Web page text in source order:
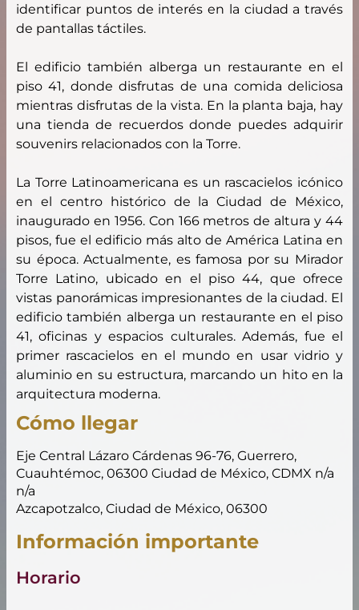
identificar puntos de interés en la ciudad a través
de pantallas táctiles.
El edificio también alberga un restaurante en el
piso 41, donde disfrutas de una comida deliciosa
mientras disfrutas de la vista. En la planta baja, hay
una tienda de recuerdos donde puedes adquirir
souvenirs relacionados con la Torre.
La Torre Latinoamericana es un rascacielos icónico
en el centro histórico de la Ciudad de México,
inaugurado en 1956. Con 166 metros de altura y 44
pisos, fue el edificio más alto de América Latina en
su época. Actualmente, es famosa por su Mirador
Torre Latino, ubicado en el piso 44, que ofrece
vistas panorámicas impresionantes de la ciudad. El
edificio también alberga un restaurante en el piso
41, oficinas y espacios culturales. Además, fue el
primer rascacielos en el mundo en usar vidrio y
aluminio en su estructura, marcando un hito en la
arquitectura moderna.
Cómo llegar
Eje Central Lázaro Cárdenas 96-76, Guerrero,
Cuauhtémoc, 06300 Ciudad de México, CDMX n/a
n/a
Azcapotzalco, Ciudad de México, 06300
Información importante
Horario